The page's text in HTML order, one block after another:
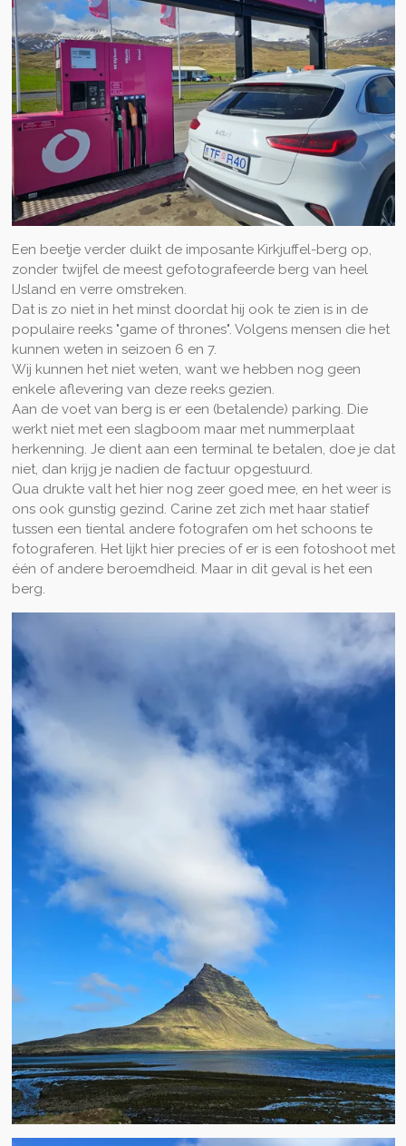
Een beetje verder duikt de imposante Kirkjuffel-berg op,
zonder twijfel de meest gefotografeerde berg van heel
IJsland en verre omstreken.
Dat is zo niet in het minst doordat hij ook te zien is in de
populaire reeks "game of thrones". Volgens mensen die het
kunnen weten in seizoen 6 en 7.
Wij kunnen het niet weten, want we hebben nog geen
enkele aflevering van deze reeks gezien.
Aan de voet van berg is er een (betalende) parking. Die
werkt niet met een slagboom maar met nummerplaat
herkenning. Je dient aan een terminal te betalen, doe je dat
niet, dan krijg je nadien de factuur opgestuurd.
Qua drukte valt het hier nog zeer goed mee, en het weer is
ons ook gunstig gezind. Carine zet zich met haar statief
tussen een tiental andere fotografen om het schoons te
fotograferen. Het lijkt hier precies of er is een fotoshoot met
één of andere beroemdheid. Maar in dit geval is het een
berg.